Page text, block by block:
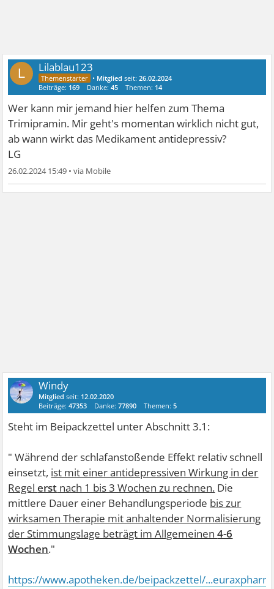
L Lilablau123
• Mitglied seit:26.02.2024
Beiträge: 169 Danke:45 Themen: 14
Wer kann mir jemand hier helfen zum Thema
Trimipramin. Mir geht's momentan wirklich nicht gut,
ab wann wirkt das Medikament antidepressiv?
LG
26.02.2024 15:49 •
Windy
Mitglied seit: 12.02.2020
Beiträge:47353 Danke:77890 Themen:5
Steht im Beipackzettel unter Abschnitt 3.1:
" Während der schlafanstoßende Effekt relativ schnell
einsetzt, ist mit einer antidepressiven Wirkung in der
Regelerst nach 1 bis 3 Wochen zu rechnen. Die
mittlere Dauer einer Behandlungsperiode bis zur
wirksamen Therapie mit anhaltender Normalisierung
der Stimmungslage beträgt im Allgemeinen4-6
Wochen."
https://www.apotheken.de/beipackzettel/...euraxpharm